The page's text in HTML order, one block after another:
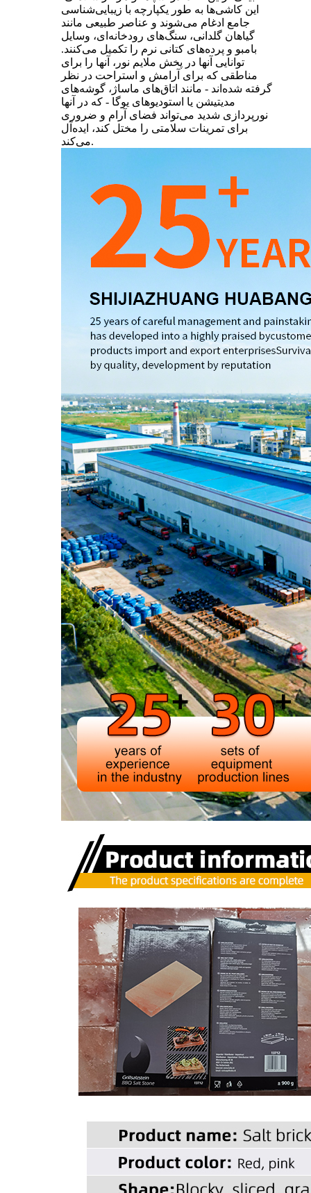
این کاشی‌ها به طور یکپارچه با زیبایی‌شناسی
جامع ادغام می‌شوند و عناصر طبیعی مانند
گیاهان گلدانی، سنگ‌های رودخانه‌ای، وسایل
بامبو و پرده‌های کتانی نرم را تکمیل می‌کنند.
توانایی آنها در پخش ملایم نور، آنها را برای
مناطقی که برای آرامش و استراحت در نظر
گرفته شده‌اند - مانند اتاق‌های ماساژ، گوشه‌های
مدیتیشن یا استودیوهای یوگا - که در آنها
نورپردازی شدید می‌تواند فضای آرام و ضروری
برای تمرینات سلامتی را مختل کند، ایده‌آل
می‌کند.